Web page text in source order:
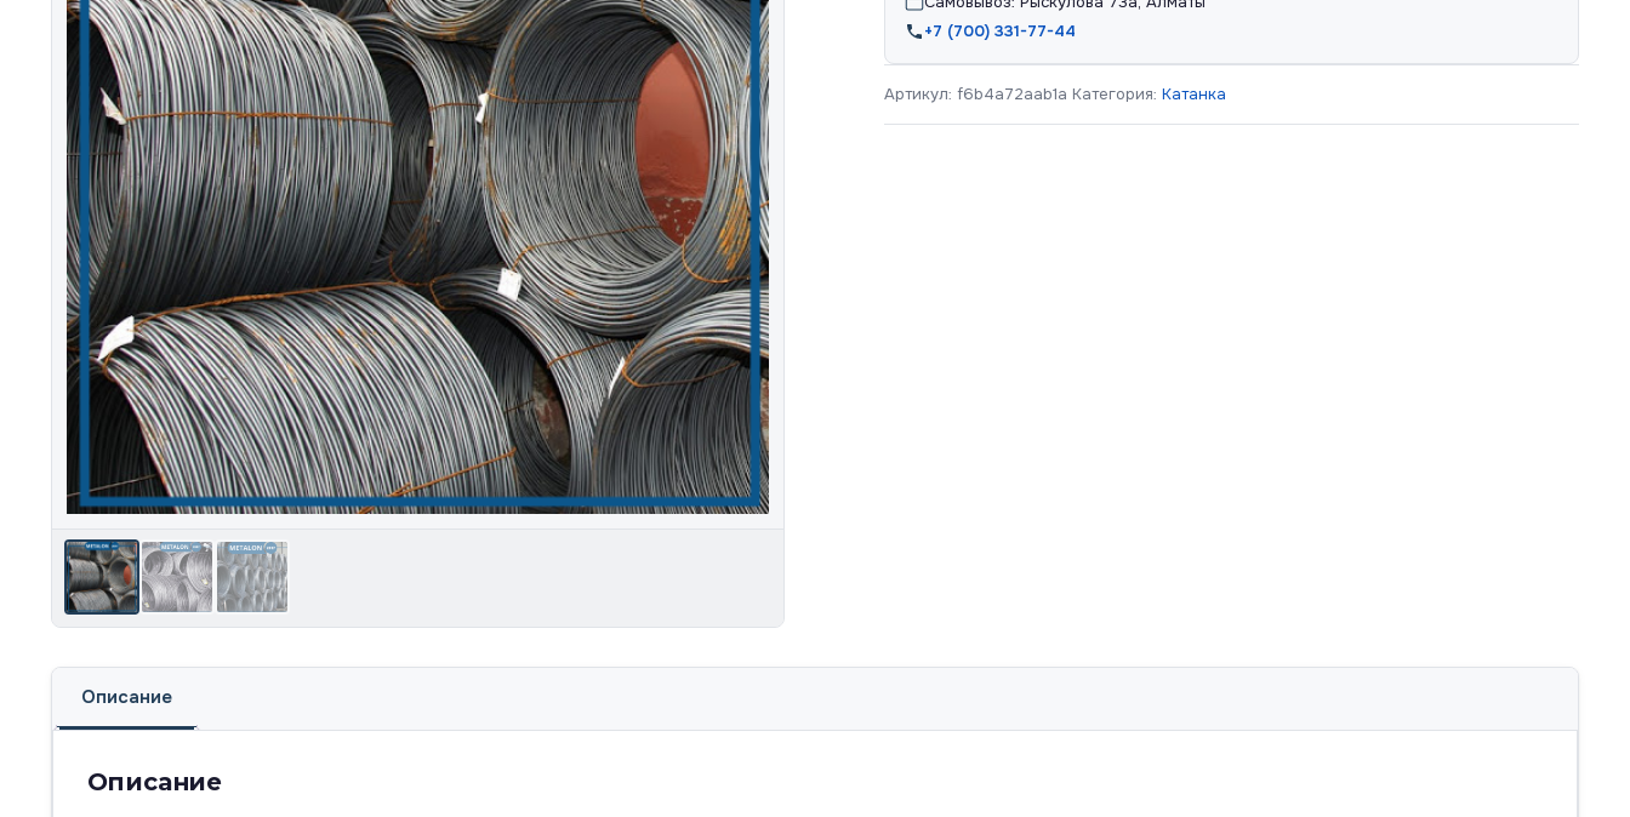
+7 (700) 331-77-44
Артикул:f6b4a72aab1a Категория:Катанка
Описание
Описание